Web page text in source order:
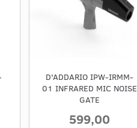
D'ADDARIO IPW-IRMM-
01 INFRARED MIC NOISE
GATE
599,00